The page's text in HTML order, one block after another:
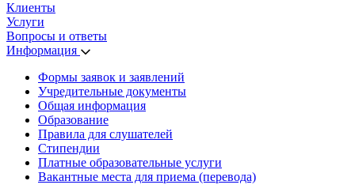
Клиенты
Услуги
Вопросы и ответы
Информация
Формы заявок и заявлений
Учредительные документы
Общая информация
Образование
Правила для слушателей
Стипендии
Платные образовательные услуги
Вакантные места для приема (перевода)